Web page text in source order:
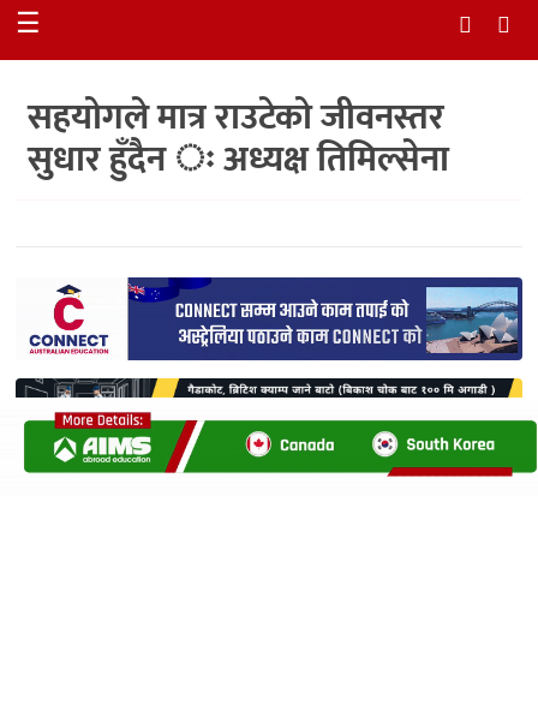
☰
सहयोगले मात्र राउटेको जीवनस्तर
सुधार हुँदैन ः अध्यक्ष तिमिल्सेना